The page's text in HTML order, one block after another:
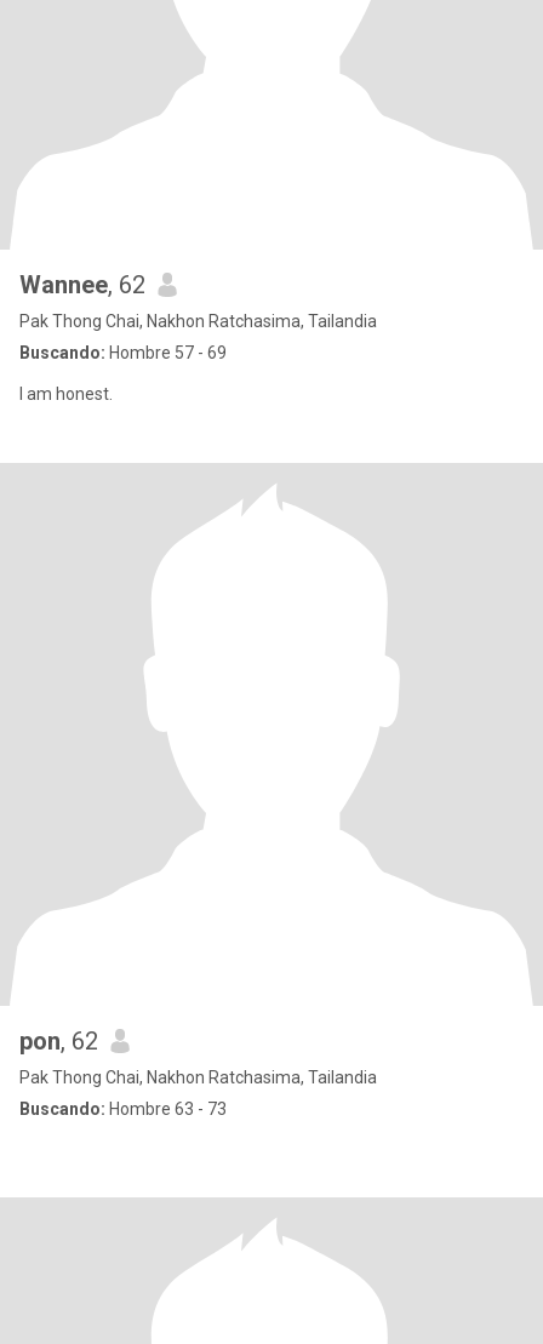
Wannee, 62
Pak Thong Chai, Nakhon Ratchasima, Tailandia
Buscando: Hombre 57 - 69
I am honest.
pon, 62
Pak Thong Chai, Nakhon Ratchasima, Tailandia
Buscando: Hombre 63 - 73